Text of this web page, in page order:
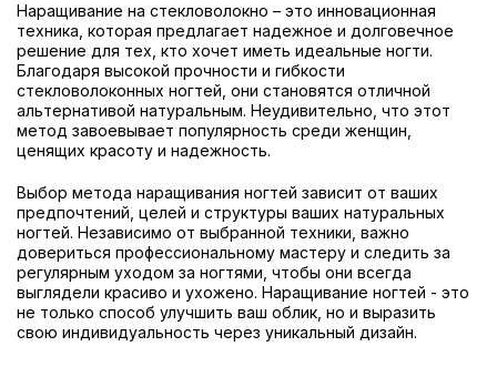
Наращивание на стекловолокно – это инновационная
техника, которая предлагает надежное и долговечное
решение для тех, кто хочет иметь идеальные ногти.
Благодаря высокой прочности и гибкости
стекловолоконных ногтей, они становятся отличной
альтернативой натуральным. Неудивительно, что этот
метод завоевывает популярность среди женщин,
ценящих красоту и надежность.
Выбор метода наращивания ногтей зависит от ваших
предпочтений, целей и структуры ваших натуральных
ногтей. Независимо от выбранной техники, важно
довериться профессиональному мастеру и следить за
регулярным уходом за ногтями, чтобы они всегда
выглядели красиво и ухожено. Наращивание ногтей - это
не только способ улучшить ваш облик, но и выразить
свою индивидуальность через уникальный дизайн.